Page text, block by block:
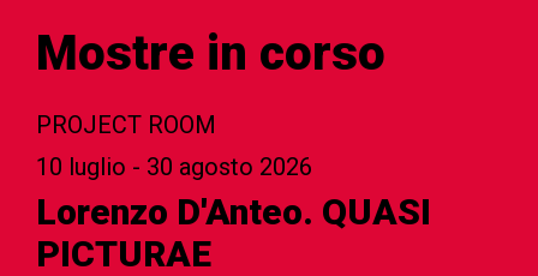
Mostre in corso
PROJECT ROOM
10 luglio - 30 agosto 2026
Lorenzo D'Anteo. QUASI
PICTURAE